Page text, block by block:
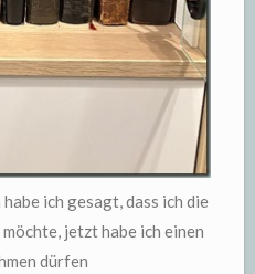
ich gesagt, dass ich die
jetzt habe ich einen
dürfen